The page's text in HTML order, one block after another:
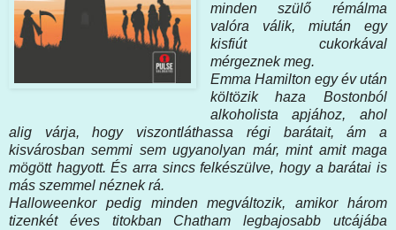
minden szülő rémálma
valóra válik, miután egy
kisfiút cukorkával
mérgeznek meg.
Emma Hamilton egy év után
költözik haza Bostonból
alkoholista apjához, ahol
alig várja, hogy viszontláthassa régi barátait, ám a
kisvárosban semmi sem ugyanolyan már, mint amit maga
mögött hagyott. És arra sincs felkészülve, hogy a barátai is
más szemmel néznek rá.
Halloweenkor pedig minden megváltozik, amikor három
tizenkét éves titokban Chatham legbajosabb utcájába